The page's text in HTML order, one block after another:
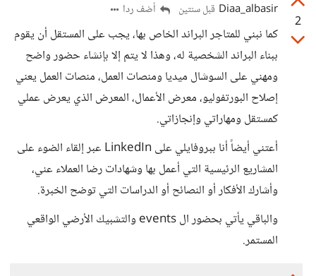
2
Diaa_albasir قبل سنتين أضف ردا
كما نبني للمتاجر البراند الخاص بها، يجب على المستقل أن يقوم
ببناء البراند الشخصية له، وهذا لا يتم إلا بإنشاء حضور واضح
ومهني على السوشال ميديا ومنصات العمل، منصات العمل يعني
إصلاح البورتفوليو، معرض الأعمال، المعرض الذي يعرض عملي
كمستقل ومهاراتي وإنجازاتي.
أعتني أيضاً أنا ببروفايلي على LinkedIn عبر إلقاء الضوء على
المشاريع الرئيسية التي أعمل بها وشهادات رضا العملاء عني،
وأشارك الأفكار أو النصائح أو الدراسات التي توضح الخبرة.
والباقي يأتي بحضور ال events والتشبيك الأرضي الواقعي
المستمر.